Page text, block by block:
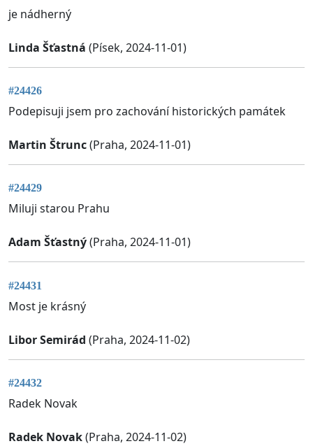
je nádherný
Linda Šťastná (Písek, 2024-11-01)
#24426
Podepisuji jsem pro zachování historických památek
Martin Štrunc(Praha, 2024-11-01)
#24429
Miluji starou Prahu
Adam Šťastný(Praha, 2024-11-01)
#24431
Most je krásný
Libor Semirád (Praha, 2024-11-02)
#24432
Radek Novak
Radek Novak(Praha, 2024-11-02)